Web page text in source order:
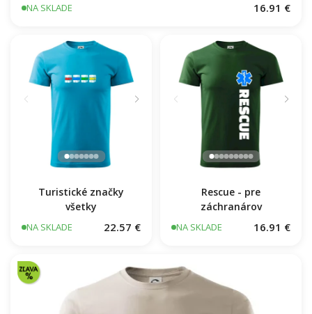
NA SKLADE 16.91 €
Turistické značky
všetky
NA SKLADE 22.57 €
Rescue - pre
záchranárov
NA SKLADE 16.91 €